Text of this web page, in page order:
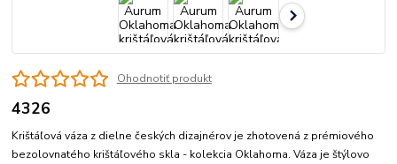
Ohodnotiť produkt
4326
Krištáľová váza z dielne českých dizajnérov je zhotovená z prémiového
bezolovnatého krištáľového skla - kolekcia Oklahoma. Váza je štýlovo